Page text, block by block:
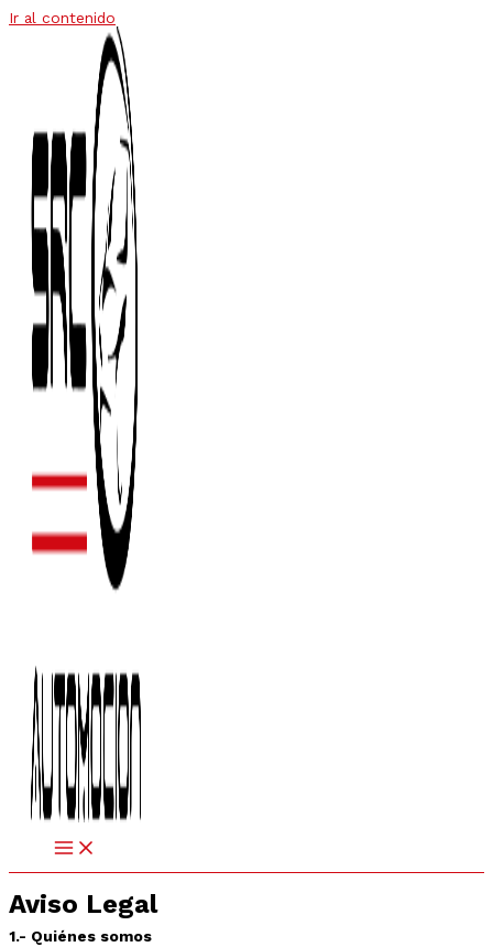
Ir al contenido
Aviso Legal
1.- Quiénes somos